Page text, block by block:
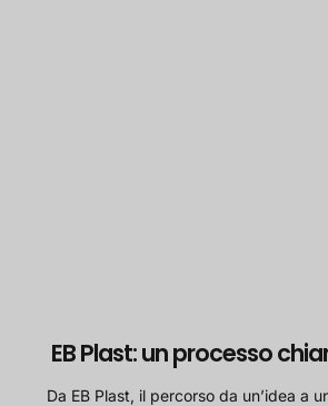
EB Plast: un processo
Da EB Plast, il percorso da un’idea a